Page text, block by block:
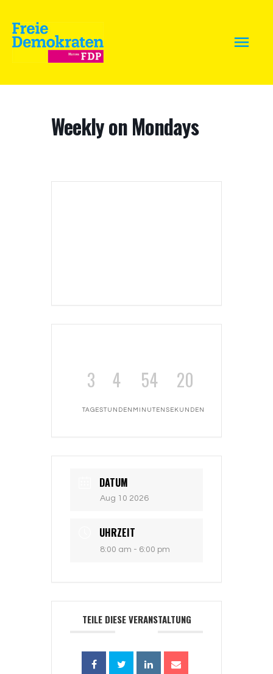
Weekly on Mondays
3
TAGE
4
STUNDEN
54
MINUTEN
20
SEKUNDEN
DATUM
Aug 10 2026
UHRZEIT
8:00 am - 6:00 pm
TEILE DIESE VERANSTALTUNG